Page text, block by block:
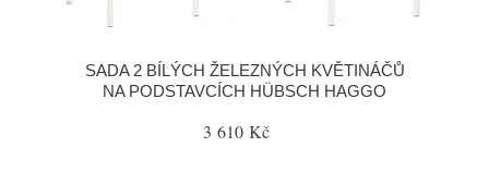
SADA 2 BÍLÝCH ŽELEZNÝCH KVĚTINÁČŮ
NA PODSTAVCÍCH HÜBSCH HAGGO
3 610 Kč